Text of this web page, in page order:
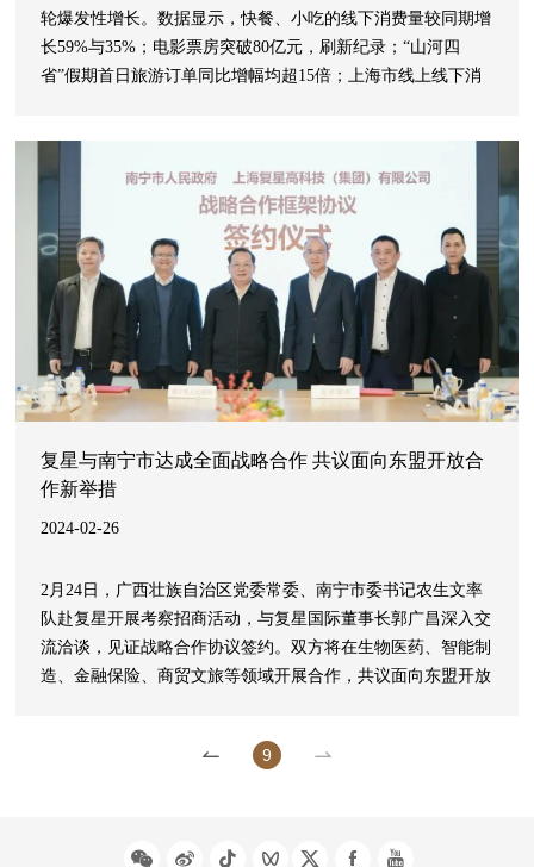
轮爆发性增长。数据显示，快餐、小吃的线下消费量较同期增
长59%与35%；电影票房突破80亿元，刷新纪录；“山河四
省”假期首日旅游订单同比增幅均超15倍；上海市线上线下消
合家欢场景消费火爆，带动
复星与南宁市达成全面战略合作 共议面向东盟开放合
作新举措
2024-02-26
2月24日，广西壮族自治区党委常委、南宁市委书记农生文率
队赴复星开展考察招商活动，与复星国际董事长郭广昌深入交
流洽谈，见证战略合作协议签约。双方将在生物医药、智能制
造、金融保险、商贸文旅等领域开展合作，共议面向东盟开放
凯特生物科技有限公司等，与郭广昌共同见证南宁市人民政府
9